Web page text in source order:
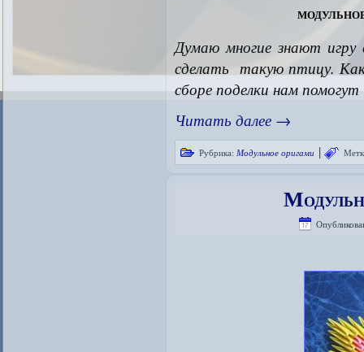
Думаю многие знают
сделать такую птицу.
сборе поделки нам помогут
Читать далее →
Рубрика: Модульное оригами |